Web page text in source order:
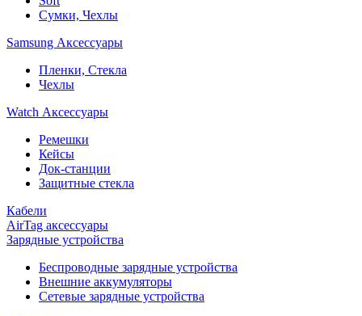
Сумки, Чехлы
Samsung Аксессуары
Пленки, Стекла
Чехлы
Watch Аксессуары
Ремешки
Кейсы
Док-станции
Защитные стекла
Кабели
AirTag аксессуары
Зарядные устройства
Беспроводные зарядные устройства
Внешние аккумуляторы
Сетевые зарядные устройства